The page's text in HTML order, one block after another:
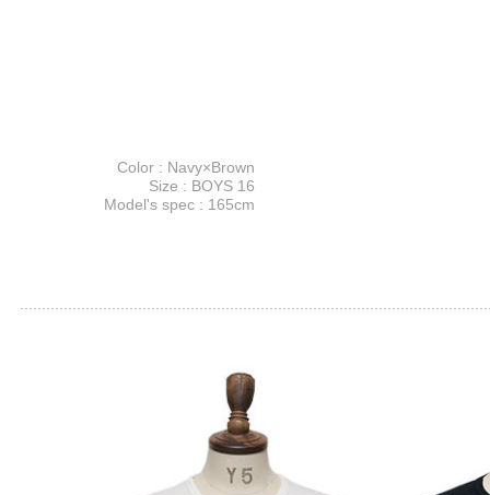
Color : Navy×Brown
Size : BOYS 16
Model's spec : 165cm